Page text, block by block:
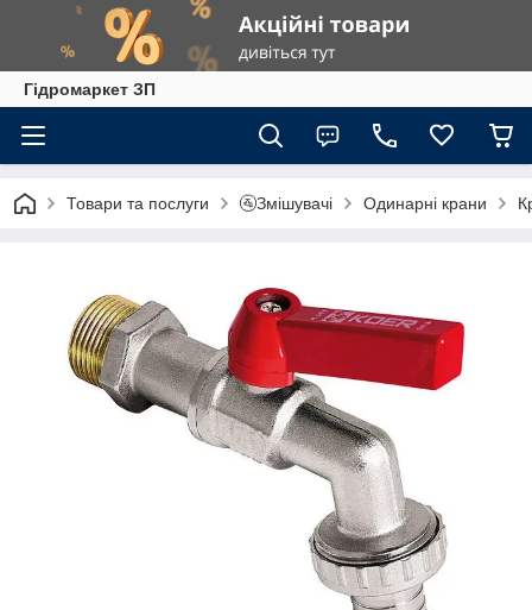
Гiдромаркет ЗП
Товари та послуги 🚰Змішувачі Одинарні крани